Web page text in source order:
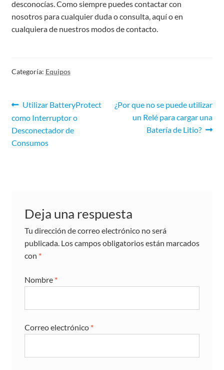
desconocías. Como siempre puedes contactar con
nosotros para cualquier duda o consulta, aquí o en
cualquiera de nuestros modos de contacto.
Categoría: Equipos
Utilizar BatteryProtect
como Interruptor o
Desconectador de
Consumos
¿Por que no se puede utilizar
un Relé para cargar una
Batería de Litio?
Deja una respuesta
Tu dirección de correo electrónico no será
publicada. Los campos obligatorios están marcados
con *
Nombre *
Correo electrónico *